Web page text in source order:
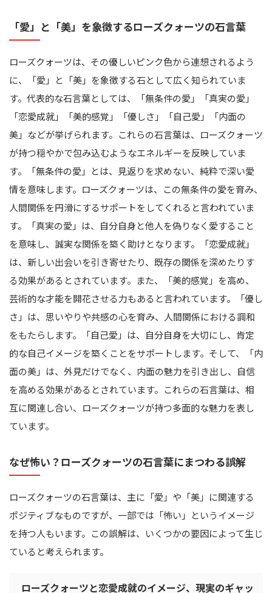
「愛」と「美」を象徴するローズクォーツの石言葉
ローズクォーツは、その優しいピンク色から連想されるよう
に、「愛」と「美」を象徴する石として広く知られていま
す。代表的な石言葉としては、「無条件の愛」「真実の愛」
「恋愛成就」「美的感覚」「優しさ」「自己愛」「内面の
美」などが挙げられます。これらの石言葉は、ローズクォーツ
が持つ穏やかで包み込むようなエネルギーを反映していま
す。「無条件の愛」とは、見返りを求めない、純粋で深い愛
情を意味します。ローズクォーツは、この無条件の愛を育み、
人間関係を円滑にするサポートをしてくれると言われていま
す。「真実の愛」は、自分自身と他人を偽りなく愛すること
を意味し、誠実な関係を築く助けとなります。「恋愛成就」
は、新しい出会いを引き寄せたり、既存の関係を深めたりす
る効果があるとされています。また、「美的感覚」を高め、
芸術的な才能を開花させる力もあると言われています。「優し
さ」は、思いやりや共感の心を育み、人間関係における調和
をもたらします。「自己愛」は、自分自身を大切にし、肯定
的な自己イメージを築くことをサポートします。そして、「内
面の美」は、外見だけでなく、内面の魅力を引き出し、自信
を高める効果があるとされています。これらの石言葉は、相
互に関連し合い、ローズクォーツが持つ多面的な魅力を表し
ています。
なぜ怖い？ローズクォーツの石言葉にまつわる誤解
ローズクォーツの石言葉は、主に「愛」や「美」に関連する
ポジティブなものですが、一部では「怖い」というイメージ
を持つ人もいます。この誤解は、いくつかの要因によって生じ
ていると考えられます。
ローズクォーツと恋愛成就のイメージ、現実のギャッ